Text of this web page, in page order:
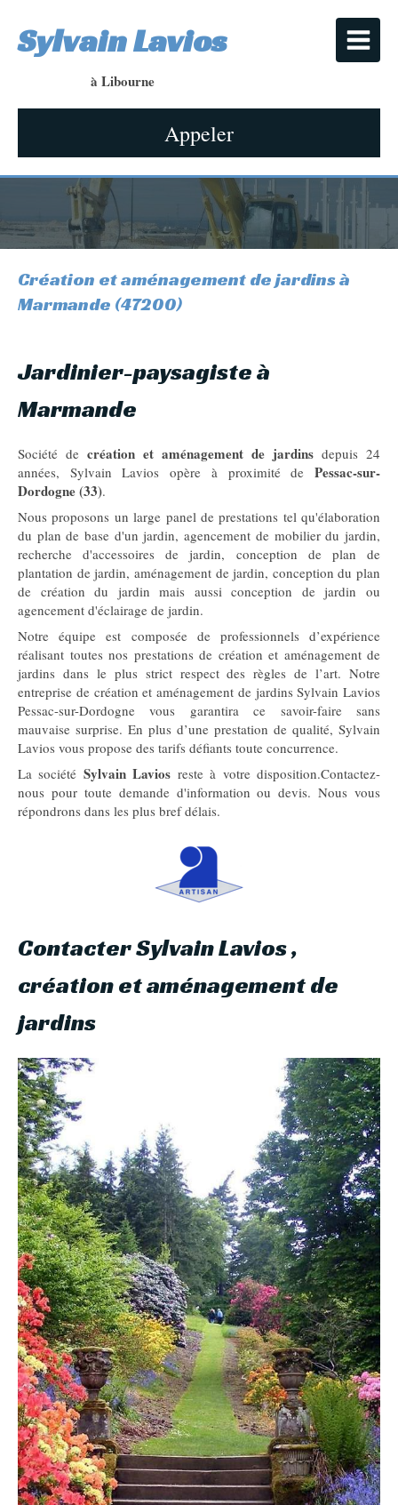
Sylvain Lavios
à Libourne
Appeler
Création et aménagement de jardins à
Marmande (47200)
Jardinier-paysagiste à
Marmande
Société de création et aménagement de jardins depuis 24
années, Sylvain Lavios opère à proximité de Pessac-sur-
Dordogne (33).
Nous proposons un large panel de prestations tel qu'élaboration
du plan de base d'un jardin, agencement de mobilier du jardin,
recherche d'accessoires de jardin, conception de plan de
plantation de jardin, aménagement de jardin, conception du plan
de création du jardin mais aussi conception de jardin ou
agencement d'éclairage de jardin.
Notre équipe est composée de professionnels d’expérience
réalisant toutes nos prestations de création et aménagement de
jardins dans le plus strict respect des règles de l’art. Notre
entreprise de création et aménagement de jardins Sylvain Lavios
Pessac-sur-Dordogne vous garantira ce savoir-faire sans
mauvaise surprise. En plus d’une prestation de qualité, Sylvain
Lavios vous propose des tarifs défiants toute concurrence.
La société Sylvain Lavios reste à votre disposition.Contactez-
nous pour toute demande d'information ou devis. Nous vous
répondrons dans les plus bref délais.
Contacter Sylvain Lavios ,
création et aménagement de
jardins